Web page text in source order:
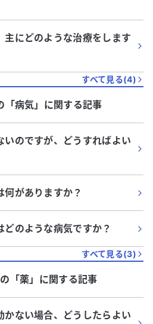
主にどのような治療をします
すべて見る(4)
「病気」に関する記事
いのですが、どうすればよい
がありますか？
どのような病気ですか？
すべて見る(3)
の「薬」に関する記事
かない場合、どうしたらよい